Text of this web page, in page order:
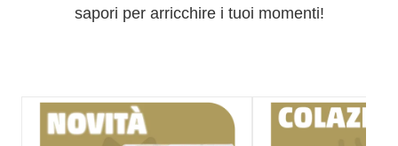
sapori per arricchire i tuoi momenti!